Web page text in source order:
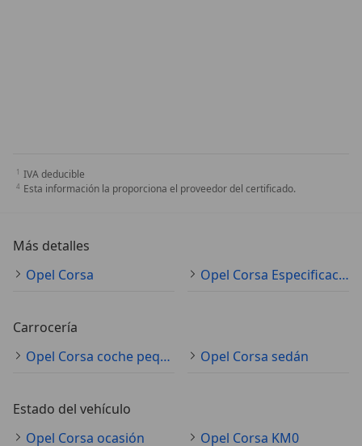
IVA deducible
Esta información la proporciona el proveedor del certificado.
Más detalles
Opel Corsa
Opel Corsa Especificaciones técnicas
Carrocería
Opel Corsa coche pequeño
Opel Corsa sedán
Estado del vehículo
Opel Corsa ocasión
Opel Corsa KM0